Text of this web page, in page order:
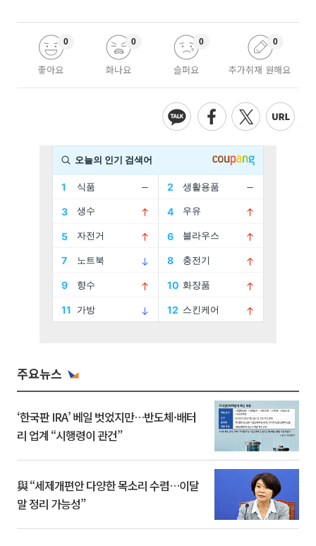
좋아요
0
화나요
0
슬퍼요
0
추가취재 원해요
0
주요뉴스
‘한국판 IRA’ 베일 벗었지만…반도체·배터
리 업계 “시행령이 관건”
與 “세제개편안 다양한 목소리 수렴…이달
말 정리 가능성”